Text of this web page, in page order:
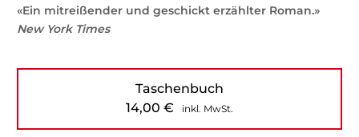
«Ein mitreißender und geschickt erzählter Roman.»
New York Times
Taschenbuch
14,00 € inkl. MwSt.